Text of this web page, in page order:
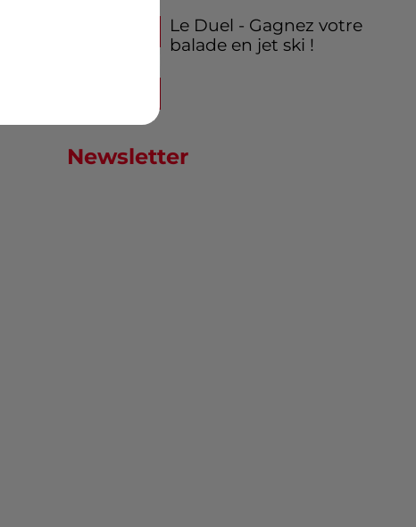
Le Duel - Gagnez votre
balade en jet ski !
Newsletter